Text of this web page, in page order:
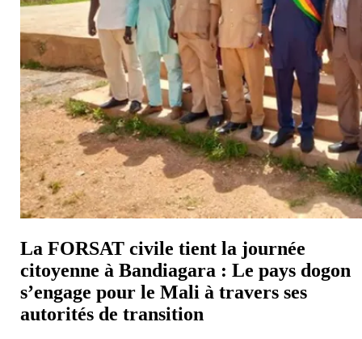
La FORSAT civile tient la journée
citoyenne à Bandiagara : Le pays dogon
s’engage pour le Mali à travers ses
autorités de transition